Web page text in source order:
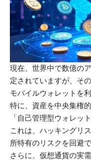
現在、世界中で数億の
定されていますが、そ
モバイルウォレットを
特に、資産を中央集権
「自己管理型ウォレット
これは、ハッキングリ
所特有のリスクを回避
さらに、仮想通貨の実